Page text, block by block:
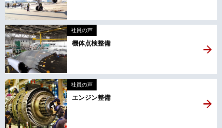
社員の声
機体点検整備
社員の声
エンジン整備